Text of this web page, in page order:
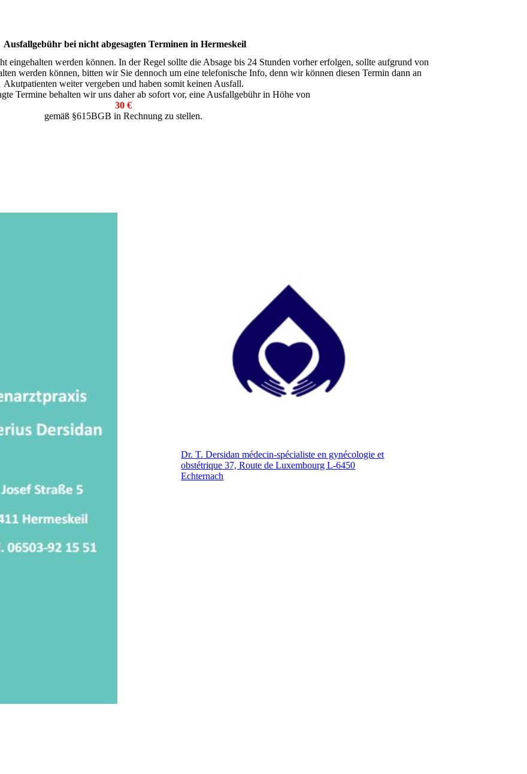
Ausfallgebühr bei nicht abgesagten Terminen in Hermeskeil
eingehalten werden können. In der Regel sollte die Absage bis 24 Stunden vorher erfolgen, sollte aufgrund von
werden können, bitten wir Sie dennoch um eine telefonische Info, denn wir können diesen Termin dann an
Akutpatienten weiter vergeben und haben somit keinen Ausfall.
Termine behalten wir uns daher ab sofort vor, eine Ausfallgebühr in Höhe von
30 €
gemäß §615BGB in Rechnung zu stellen.
Dr. T. Dersidan médecin-spécialiste en gynécologie et
obstétrique 37, Route de Luxembourg L-6450
Echternach